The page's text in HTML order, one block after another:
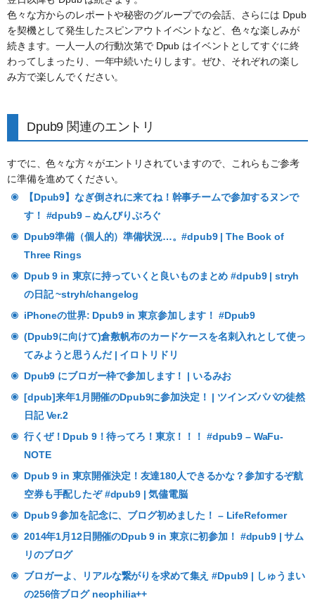
色々な方からのレポートや秘密のグループでの会話、さらには Dpub
を契機として発生したスピンアウトイベントなど、色々な楽しみが
続きます。一人一人の行動次第で Dpub はイベントとしてすぐに終
わってしまったり、一年中続いたりします。ぜひ、それぞれの楽し
み方で楽しんでください。
Dpub9 関連のエントリ
すでに、色々な方々がエントリされていますので、これらもご参考
に準備を進めてください。
【Dpub9】なぎ倒されに来てね！幹事チームで参加するヌンで
す！ #dpub9 – ぬんびりぶろぐ
Dpub9準備（個人的）準備状況…。#dpub9 | The Book of
Three Rings
Dpub 9 in 東京に持っていくと良いものまとめ #dpub9 | stryh
の日記 ~stryh/changelog
iPhoneの世界: Dpub9 in 東京参加します！ #Dpub9
(Dpub9に向けて)倉敷帆布のカードケースを名刺入れとして使っ
てみようと思うんだ | イロトリドリ
Dpub9 にブロガー枠で参加します！ | いるみお
[dpub]来年1月開催のDpub9に参加決定！ | ツインズパパの徒然
日記 Ver.2
行くぜ！Dpub 9！待ってろ！東京！！！ #dpub9 – WaFu-
NOTE
Dpub 9 in 東京開催決定！友達180人できるかな？参加するぞ航
空券も手配したぞ #dpub9 | 気儘電脳
Dpub９参加を記念に、ブログ初めました！ – LifeReformer
2014年1月12日開催のDpub 9 in 東京に初参加！ #dpub9 | サム
リのブログ
ブロガーよ、リアルな繋がりを求めて集え #Dpub9 | しゅうまい
の256倍ブログ neophilia++